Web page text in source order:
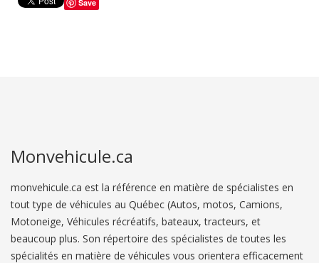
Save
Monvehicule.ca
monvehicule.ca est la référence en matière de spécialistes en
tout type de véhicules au Québec (Autos, motos, Camions,
Motoneige, Véhicules récréatifs, bateaux, tracteurs, et
beaucoup plus. Son répertoire des spécialistes de toutes les
spécialités en matière de véhicules vous orientera efficacement